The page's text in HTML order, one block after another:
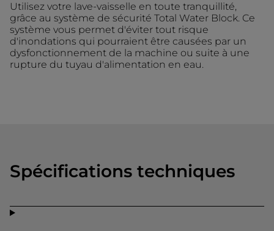
Utilisez votre lave-vaisselle en toute tranquillité,
grâce au système de sécurité Total Water Block. Ce
système vous permet d'éviter tout risque
d'inondations qui pourraient être causées par un
dysfonctionnement de la machine ou suite à une
rupture du tuyau d'alimentation en eau.
Spécifications techniques